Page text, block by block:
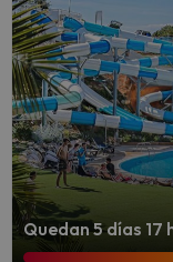
Quedan 5 días 17